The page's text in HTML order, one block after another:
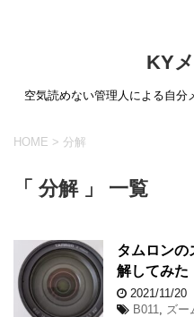
KY
空気読めない管理人による自分
HOME > 分解
「 分解 」 一覧
タムロンの
解してみた
2021/11/20
B011
ズー